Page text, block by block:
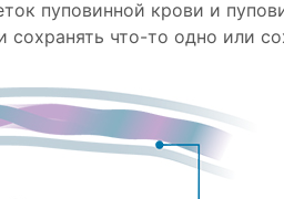
пуповинной крови и
что-то одно или